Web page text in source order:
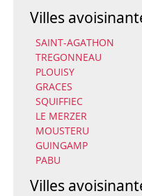
Villes
SAINT-AGATHON
TREGONNEAU
PLOUISY
GRACES
SQUIFFIEC
LE MERZER
MOUSTERU
GUINGAMP
PABU
Villes